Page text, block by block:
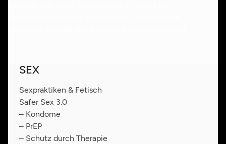
SEX
Sexpraktiken & Fetisch
Safer Sex 3.0
– Kondome
– PrEP
– Schutz durch Therapie